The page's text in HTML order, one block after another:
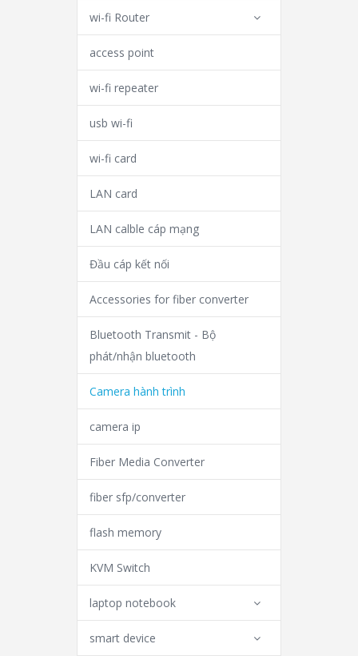
wi-fi Router
access point
wi-fi repeater
usb wi-fi
wi-fi card
LAN card
LAN calble cáp mạng
Đầu cáp kết nối
Accessories for fiber converter
Bluetooth Transmit - Bộ
phát/nhận bluetooth
Camera hành trình
camera ip
Fiber Media Converter
fiber sfp/converter
flash memory
KVM Switch
laptop notebook
smart device